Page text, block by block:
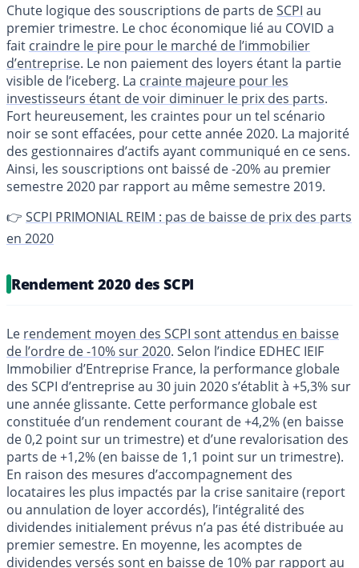
Chute logique des souscriptions de parts deSCPI au
premier trimestre. Le choc économique lié au COVID a
fait craindre le pire pour le marché de l’immobilier
d’entreprise. Le non paiement des loyers étant la partie
visible de l’iceberg. La crainte majeure pour les
investisseurs étant de voir diminuer le prix des parts.
Fort heureusement, les craintes pour un tel scénario
noir se sont effacées, pour cette année 2020. La majorité
des gestionnaires d’actifs ayant communiqué en ce sens.
Ainsi, les souscriptions ont baissé de -20% au premier
semestre 2020 par rapport au même semestre 2019.
👉 SCPI PRIMONIAL REIM : pas de baisse de prix des parts
en 2020
Rendement 2020 des SCPI
Le rendement moyen des SCPI sont attendus en baisse
de l’ordre de -10% sur 2020. Selon l’indice EDHEC IEIF
Immobilier d’Entreprise France, la performance globale
des SCPI d’entreprise au 30 juin 2020 s’établit à +5,3% sur
une année glissante. Cette performance globale est
constituée d’un rendement courant de +4,2% (en baisse
de 0,2 point sur un trimestre) et d’une revalorisation des
parts de +1,2% (en baisse de 1,1 point sur un trimestre).
En raison des mesures d’accompagnement des
locataires les plus impactés par la crise sanitaire (report
ou annulation de loyer accordés), l’intégralité des
dividendes initialement prévus n’a pas été distribuée au
premier semestre. En moyenne, les acomptes de
dividendes versés sont en baisse de 10% par rapport au